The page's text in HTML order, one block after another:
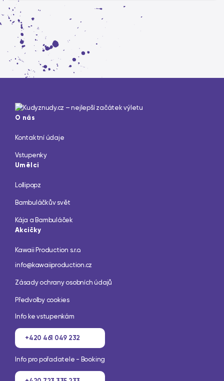
O nás
Kontaktní údaje
Vstupenky
Umělci
Lollipopz
Bambuláčkův svět
Kája a Bambuláček
Akcičky
Kawaii Production s.r.o.
info@kawaiiproduction.cz
Zásady ochrany osobních údajů
Předvolby cookies
Info ke vstupenkám
+420 461 049 232
Info pro pořadatele - Booking